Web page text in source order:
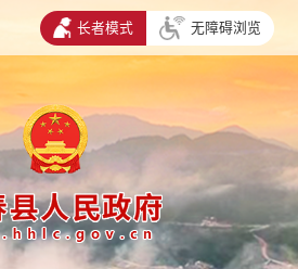
长者模式 无障碍浏览